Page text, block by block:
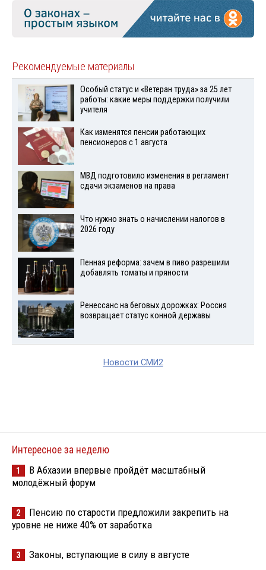
Рекомендуемые материалы
Особый статус и «Ветеран труда» за 25 лет
работы: какие меры поддержки получили
учителя
Как изменятся пенсии работающих
пенсионеров с 1 августа
МВД подготовило изменения в регламент
сдачи экзаменов на права
Что нужно знать о начислении налогов в
2026 году
Пенная реформа: зачем в пиво разрешили
добавлять томаты и пряности
Ренессанс на беговых дорожках: Россия
возвращает статус конной державы
Новости СМИ2
Интересное за неделю
1
В Абхазии впервые пройдёт масштабный
молодёжный форум
2
Пенсию по старости предложили закрепить на
уровне не ниже 40% от заработка
3 Законы, вступающие в силу в августе